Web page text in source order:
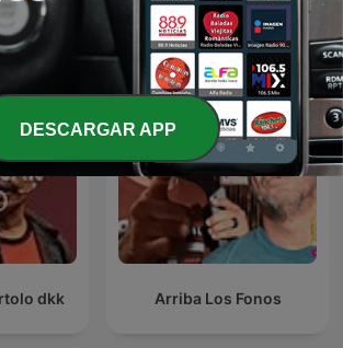
(oficial)
dkk Arriba Los Fonos
DESCARGAR APP